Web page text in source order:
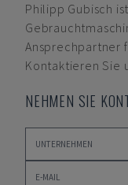
Philipp Gubisch
Ansprechpartner
Kontaktieren Sie
NEHMEN SIE